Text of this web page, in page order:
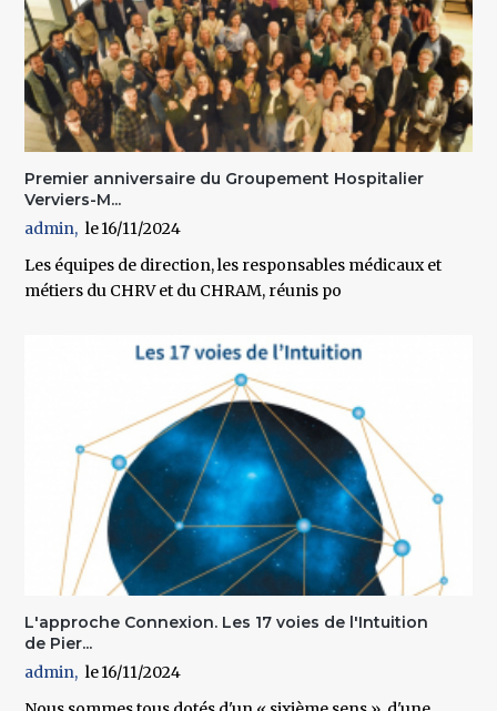
Premier anniversaire du Groupement Hospitalier
Verviers-M...
admin
16/11/2024
Les équipes de direction, les responsables médicaux et
métiers du CHRV et du CHRAM, réunis po
L'approche Connexion. Les 17 voies de l'Intuition
de Pier...
admin
16/11/2024